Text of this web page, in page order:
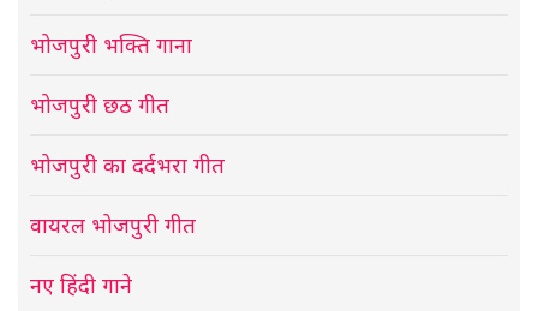
भोजपुरी भक्ति गाना
भोजपुरी छठ गीत
भोजपुरी का दर्दभरा गीत
वायरल भोजपुरी गीत
नए हिंदी गाने